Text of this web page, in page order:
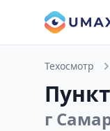
Техосмотр
г